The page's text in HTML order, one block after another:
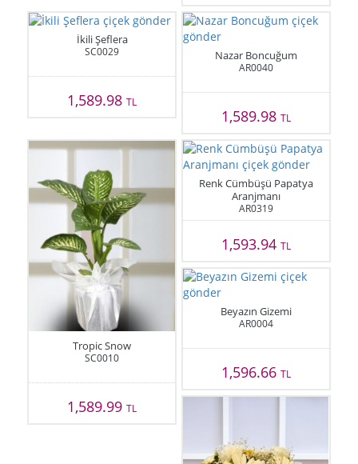
İkili Şeflera
SC0029
1,589.98TL
Nazar Boncuğum
AR0040
1,589.98 TL
Tropic Snow
SC0010
1,589.99TL
Renk Cümbüşü Papatya
Aranjmanı
AR0319
1,593.94 TL
Beyazın Gizemi
AR0004
1,596.66 TL